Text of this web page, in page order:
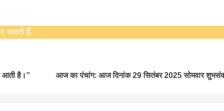
सकते हैं.
आती है।”
आज का पंचांग: आज दिनांक 29 सितंबर 2025 सोमवार